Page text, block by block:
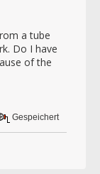
a tube
Do I have
of the
Gespeichert